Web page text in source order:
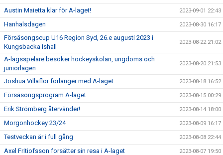
Austin Maietta klar för A-laget! 2023-09-01 22:43
Hanhalsdagen 2023-08-30 16:17
Försäsongscup U16 Region Syd, 26.e augusti 2023 i
Kungsbacka Ishall
2023-08-22 21:02
A-lagsspelare besöker hockeyskolan, ungdoms och
juniorlagen
2023-08-20 21:53
Joshua Villaflor förlänger med A-laget 2023-08-18 16:52
Försäsongsprogram A-laget 2023-08-15 00:29
Erik Strömberg återvänder! 2023-08-14 18:00
Morgonhockey 23/24 2023-08-09 16:17
Testveckan är i full gång 2023-08-08 22:44
Axel Fritiofsson forsätter sin resa i A-laget 2023-08-07 19:50